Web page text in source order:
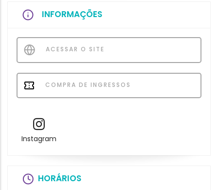
INFORMAÇÕES
ACESSAR O SITE
COMPRA DE INGRESSOS
Instagram
HORÁRIOS